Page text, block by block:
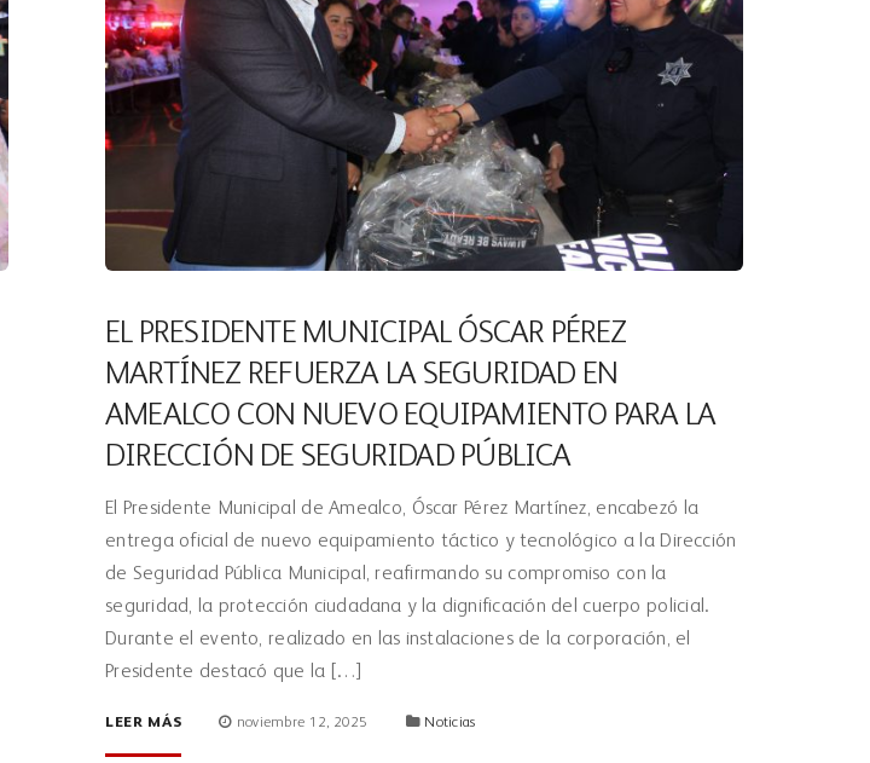
EL PRESIDENTE MUNICIPAL ÓSCAR PÉREZ
MARTÍNEZ REFUERZA LA SEGURIDAD EN
AMEALCO CON NUEVO EQUIPAMIENTO PARA LA
DIRECCIÓN DE SEGURIDAD PÚBLICA
El Presidente Municipal de Amealco, Óscar Pérez Martínez, encabezó la
entrega oficial de nuevo equipamiento táctico y tecnológico a la Dirección
de Seguridad Pública Municipal, reafirmando su compromiso con la
seguridad, la protección ciudadana y la dignificación del cuerpo policial.
Durante el evento, realizado en las instalaciones de la corporación, el
Presidente destacó que la […]
LEER MÁS noviembre 12, 2025 Noticias